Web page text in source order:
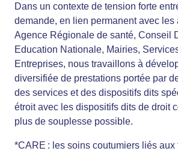
Dans un contexte de tension forte
demande, en lien permanent avec les
Agence Régionale de santé, Conseil
Education Nationale, Mairies,
Entreprises, nous travaillons à
diversifiée de prestations portée par
des services et des dispositifs dits
étroit avec les dispositifs dits de droit
plus de souplesse possible.
*CARE : les soins coutumiers liés aux